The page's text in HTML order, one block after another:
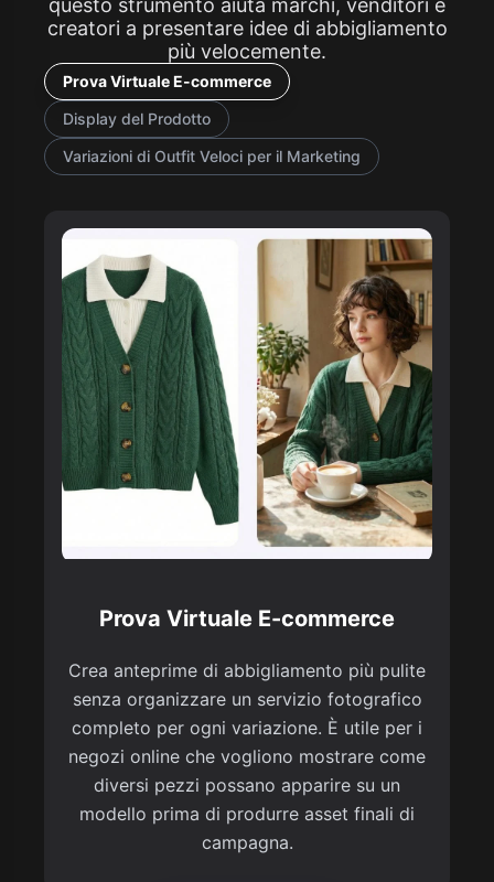
questo strumento aiuta marchi, venditori e
creatori a presentare idee di abbigliamento
più velocemente.
Prova Virtuale E-commerce
Display del Prodotto
Variazioni di Outfit Veloci per il Marketing
Prova Virtuale E-commerce
Crea anteprime di abbigliamento più pulite
senza organizzare un servizio fotografico
completo per ogni variazione. È utile per i
negozi online che vogliono mostrare come
diversi pezzi possano apparire su un
modello prima di produrre asset finali di
campagna.